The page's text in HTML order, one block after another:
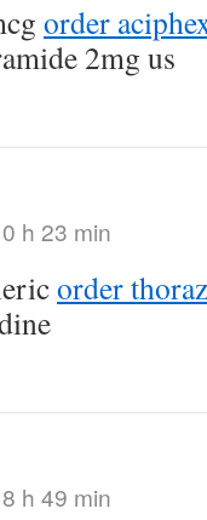
order
2mg us
h 23 min
order
h 49 min